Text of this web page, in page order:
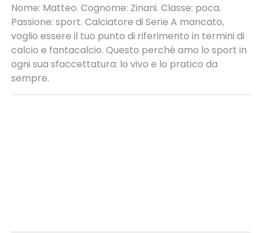
Nome: Matteo. Cognome: Zinani. Classe: poca.
Passione: sport. Calciatore di Serie A mancato,
voglio essere il tuo punto di riferimento in termini di
calcio e fantacalcio. Questo perché amo lo sport in
ogni sua sfaccettatura: lo vivo e lo pratico da
sempre.